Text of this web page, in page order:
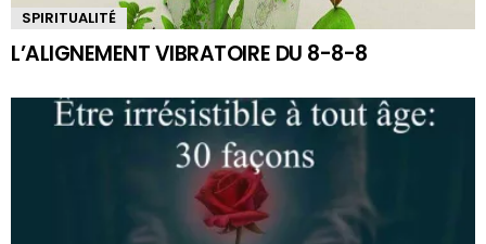
SPIRITUALITÉ
L’ALIGNEMENT VIBRATOIRE DU 8-8-8